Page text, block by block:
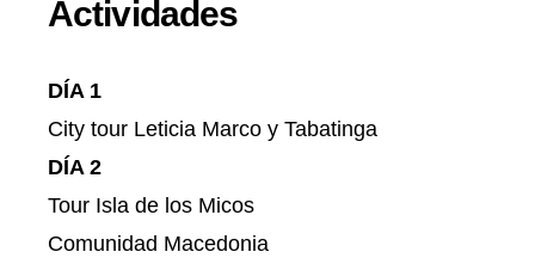
Actividades
DÍA 1
City tour Leticia Marco y Tabatinga
DÍA 2
Tour Isla de los Micos
Comunidad Macedonia